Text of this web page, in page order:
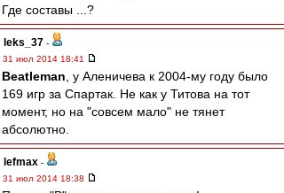
Где составы ...?
leks_37 -
31 июл 2014 18:41
Beatleman , у Аленичева к 2004-му году было
169 игр за Спартак. Не как у Титова на тот
момент, но на "совсем мало" не тянет
абсолютно.
lefmax -
31 июл 2014 18:38